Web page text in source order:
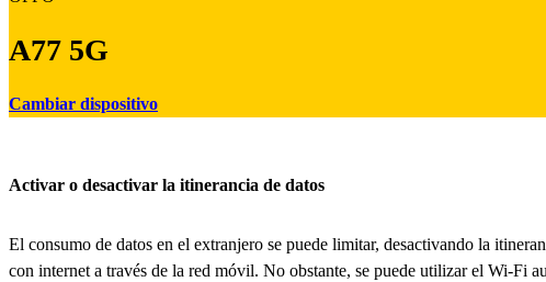
A77 5G
Cambiar dispositivo
Activar o desactivar la itinerancia de datos
El consumo de datos en el extranjero se puede limitar, desactivando la
con internet a través de la red móvil. No obstante, se puede utilizar el Wi-Fi